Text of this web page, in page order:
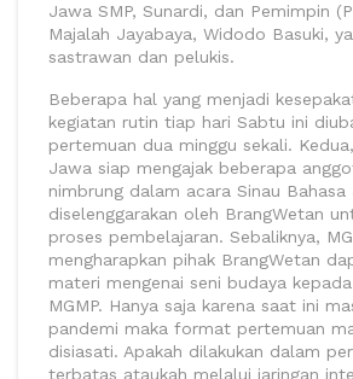
Jawa SMP, Sunardi, dan Pemimpin
Majalah Jayabaya, Widodo Basuki,
sastrawan dan pelukis.
Beberapa hal yang menjadi
kegiatan rutin tiap hari Sabtu ini
pertemuan dua minggu sekali.
Jawa siap mengajak beberapa
nimbrung dalam acara Sinau Bahasa
diselenggarakan oleh BrangWetan
proses pembelajaran. Sebaliknya,
mengharapkan pihak BrangWetan
materi mengenai seni budaya
MGMP. Hanya saja karena saat ini
pandemi maka format pertemuan
disiasati. Apakah dilakukan dalam
terbatas ataukah melalui jaringan